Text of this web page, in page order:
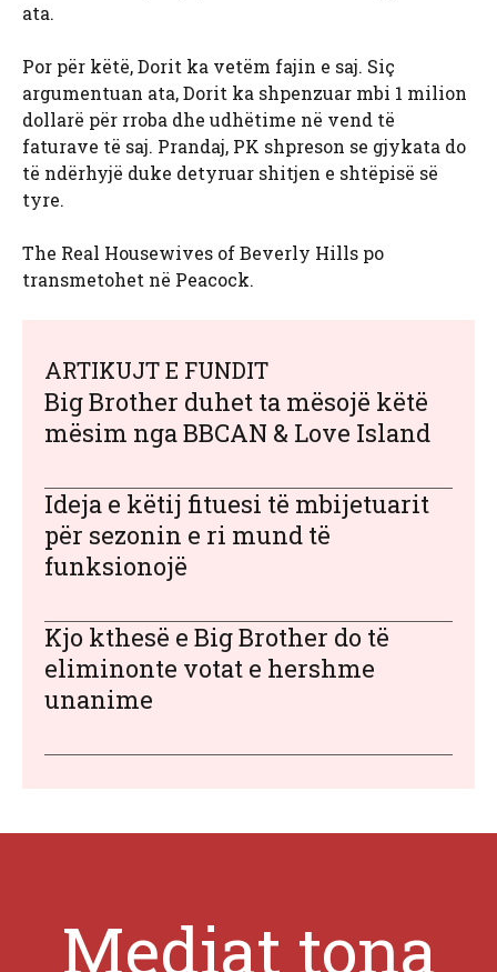
ata.
Por për këtë, Dorit ka vetëm fajin e saj. Siç
argumentuan ata, Dorit ka shpenzuar mbi 1 milion
dollarë për rroba dhe udhëtime në vend të
faturave të saj. Prandaj, PK shpreson se gjykata do
të ndërhyjë duke detyruar shitjen e shtëpisë së
tyre.
The Real Housewives of Beverly Hills po
transmetohet në Peacock.
ARTIKUJT E FUNDIT
Big Brother duhet ta mësojë këtë
mësim nga BBCAN & Love Island
Ideja e këtij fituesi të mbijetuarit
për sezonin e ri mund të
funksionojë
Kjo kthesë e Big Brother do të
eliminonte votat e hershme
unanime
Mediat tona